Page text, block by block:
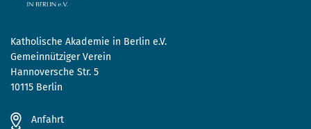
Katholische Akademie in Berlin e.V.
Gemeinnütziger Verein
Hannoversche Str. 5
10115 Berlin
Anfahrt